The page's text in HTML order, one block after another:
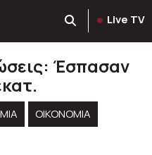
Live TV
Έσπασαν
ΟΙΚΟΝΟΜΙΑ